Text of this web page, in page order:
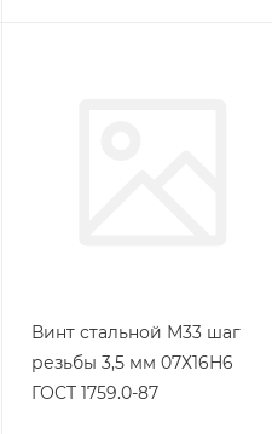
Винт стальной М33 шаг
резьбы 3,5 мм 07Х16Н6
ГОСТ 1759.0-87